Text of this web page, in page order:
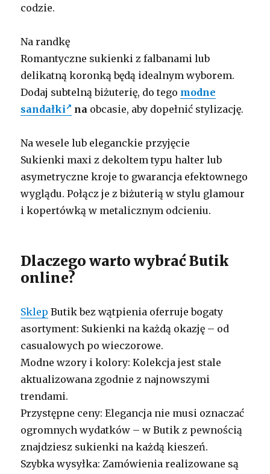
codzie.
Na randkę
Romantyczne sukienki z falbanami lub
delikatną koronką będą idealnym wyborem.
Dodaj subtelną biżuterię, do tego modne
sandałki
na obcasie, aby dopełnić stylizację.
Na wesele lub eleganckie przyjęcie
Sukienki maxi z dekoltem typu halter lub
asymetryczne kroje to gwarancja efektownego
wyglądu. Połącz je z biżuterią w stylu glamour
i kopertówką w metalicznym odcieniu.
Dlaczego warto wybrać Butik
online?
Sklep Butik bez wątpienia oferruje bogaty
asortyment: Sukienki na każdą okazję – od
casualowych po wieczorowe.
Modne wzory i kolory: Kolekcja jest stale
aktualizowana zgodnie z najnowszymi
trendami.
Przystępne ceny: Elegancja nie musi oznaczać
ogromnych wydatków – w Butik z pewnością
znajdziesz sukienki na każdą kieszeń.
Szybka wysyłka: Zamówienia realizowane są